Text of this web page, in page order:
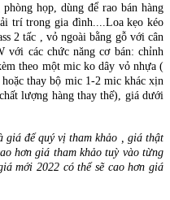
họp, dùng để rao bán hàng
trí trong gia đình....Loa kẹo kéo
2 tấc , vỏ ngoài bằng gỗ với cân
với các chức năng cơ bán: chỉnh
theo một mic ko dây vỏ nhựa (
thay bộ mic 1-2 mic khác xịn
lượng hàng thay thế), giá dưới
để quý vị tham khảo , giá thật
hơn giá tham khảo tuỳ vào từng
mới 2022 có thể sẽ cao hơn giá